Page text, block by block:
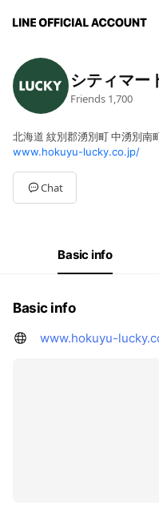
シティマー
Friends 1,700
北海道 紋別郡湧別町 中湧別南
www.hokuyu-lucky.co.jp/
Chat
Basic info
Basic info
www.hokuyu-